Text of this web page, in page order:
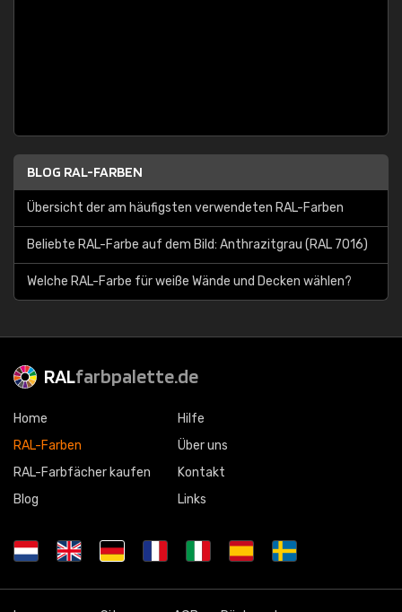
BLOG RAL-FARBEN
Übersicht der am häufigsten verwendeten RAL-Farben
Beliebte RAL-Farbe auf dem Bild: Anthrazitgrau (RAL 7016)
Welche RAL-Farbe für weiße Wände und Decken wählen?
RALfarbpalette.de
Home
RAL-Farben
RAL-Farbfächer kaufen
Blog
Hilfe
Über uns
Kontakt
Links